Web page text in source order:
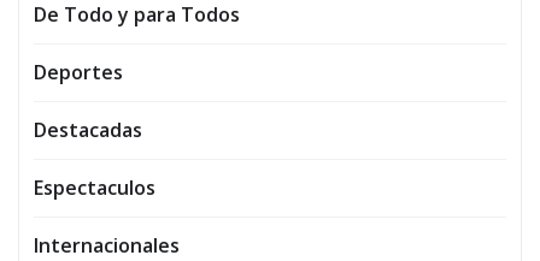
De Todo y para Todos
Deportes
Destacadas
Espectaculos
Internacionales